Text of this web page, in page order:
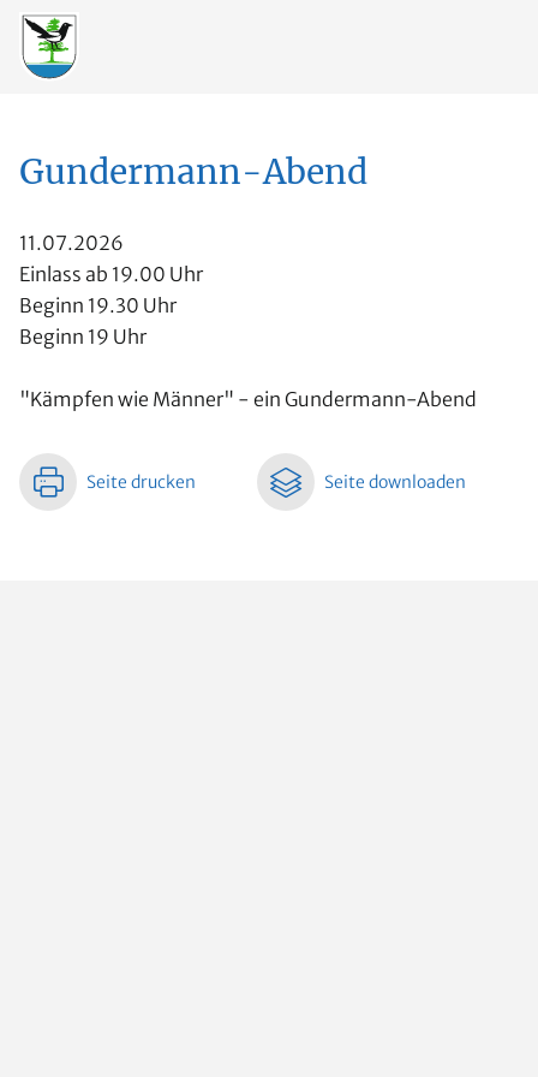
Gundermann-Abend
11.07.2026
Einlass ab 19.00 Uhr
Beginn 19.30 Uhr
Beginn 19 Uhr
"Kämpfen wie Männer" - ein Gundermann-Abend
Seite drucken Seite downloaden